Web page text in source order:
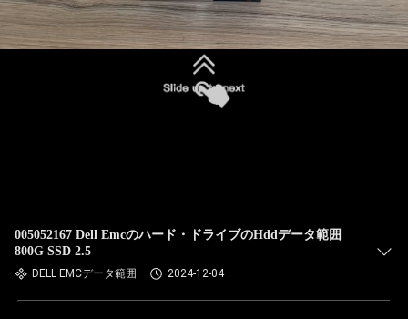
005052167 Dell Emcのハード・ドライブのHddデータ範囲
800G SSD 2.5
DELL EMCデータ範囲 2024-12-04